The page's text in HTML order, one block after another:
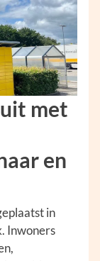
met
en
in
Inwoners